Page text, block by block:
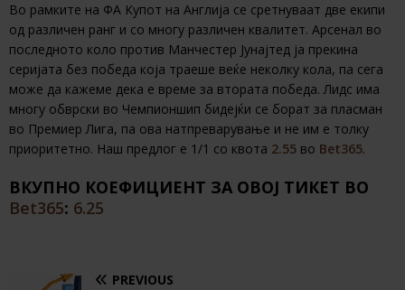
Во рамките на ФА Купот на Англија се сретнуваат две екипи
од различен ранг и со многу различен квалитет. Арсенал во
последното коло против Манчестер Јунајтед ја прекина
серијата без победа која траеше веќе неколку кола, па сега
може да кажеме дека е време за втората победа. Лидс има
многу обврски во Чемпионшип бидејќи се борат за пласман
во Премиер Лига, па ова натпреварување и не им е толку
приоритетно. Наш предлог е 1/1 со квота 2.55 во Bet365.
ВКУПНО КОЕФИЦИЕНТ ЗА ОВОЈ ТИКЕТ ВО
Bet365: 6.25
PREVIOUS